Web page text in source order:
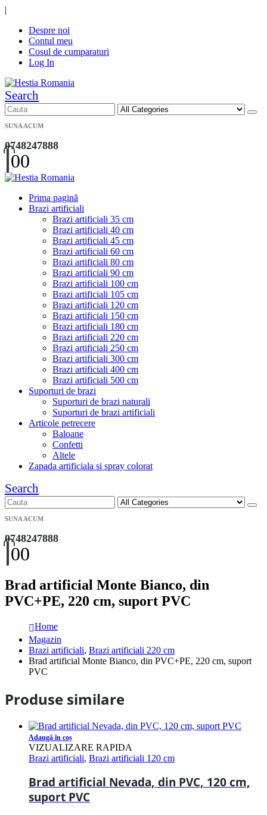
|
Despre noi
Contul meu
Cosul de cumparaturi
Log In
Search
SUNA ACUM
0748247888
00
Prima pagină
Brazi artificiali
Brazi artificiali 35 cm
Brazi artificiali 40 cm
Brazi artificiali 45 cm
Brazi artificiali 60 cm
Brazi artificiali 80 cm
Brazi artificiali 90 cm
Brazi artificiali 100 cm
Brazi artificiali 105 cm
Brazi artificiali 120 cm
Brazi artificiali 150 cm
Brazi artificiali 180 cm
Brazi artificiali 220 cm
Brazi artificiali 250 cm
Brazi artificiali 300 cm
Brazi artificiali 400 cm
Brazi artificiali 500 cm
Suporturi de brazi
Suporturi de brazi naturali
Suporturi de brazi artificiali
Articole petrecere
Baloane
Confetti
Altele
Zapada artificiala si spray colorat
Search
SUNA ACUM
0748247888
00
Brad artificial Monte Bianco, din
PVC+PE, 220 cm, suport PVC
Home
Magazin
Brazi artificiali, Brazi artificiali 220 cm
Brad artificial Monte Bianco, din PVC+PE, 220 cm, suport
PVC
Produse similare
Adaugă în coș
VIZUALIZARE RAPIDA
Brazi artificiali, Brazi artificiali 120 cm
Brad artificial Nevada, din PVC, 120 cm,
suport PVC